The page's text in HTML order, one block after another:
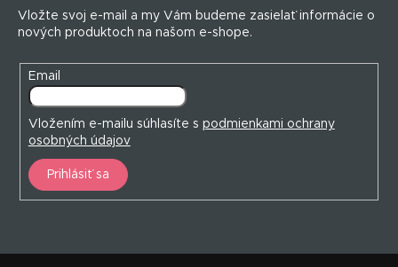
i
s
Vložte svoj e-mail a my Vám budeme zasielať informácie o
nových produktoch na našom e-shope.
Email
Vložením e-mailu súhlasíte s podmienkami ochrany
osobných údajov
Prihlásiť sa